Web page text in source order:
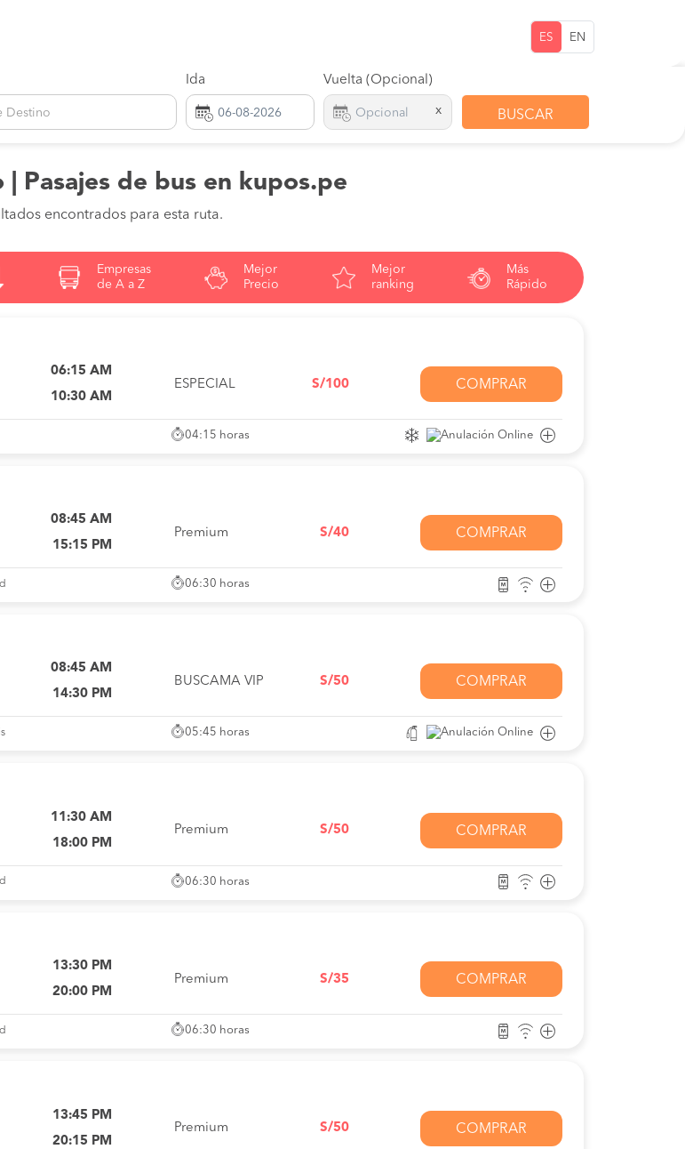
ES EN
Destino
Ida Vuelta (Opcional)
x BUSCAR
| Pasajes de bus en kupos.pe
encontrados para esta ruta.
Empresas
de A a Z
Mejor
Precio
Mejor
ranking
Más
Rápido
06:15 AM
10:30 AM
ESPECIAL S/100 COMPRAR
04:15 horas
08:45 AM
15:15 PM
Premium S/40 COMPRAR
06:30 horas
08:45 AM
14:30 PM
BUSCAMA VIP S/50 COMPRAR
05:45 horas
11:30 AM
18:00 PM
Premium S/50 COMPRAR
06:30 horas
13:30 PM
20:00 PM
Premium S/35 COMPRAR
06:30 horas
13:45 PM
20:15 PM
Premium S/50 COMPRAR